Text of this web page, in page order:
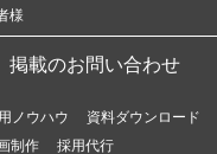
様
掲載のお問い合わせ
ノウハウ 資料ダウンロード
制作
採用代行